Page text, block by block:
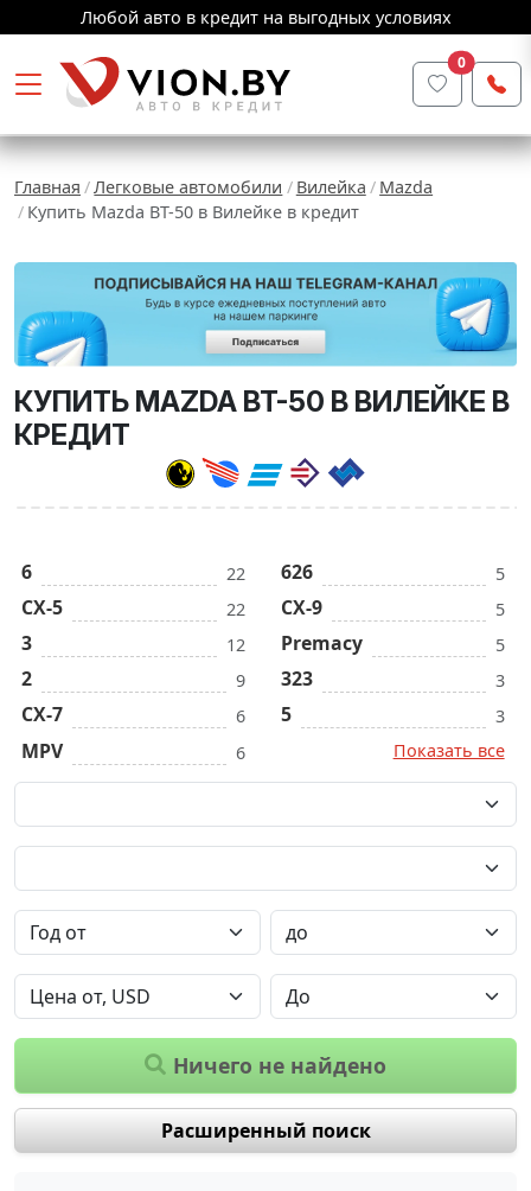
Любой авто в кредит на выгодных условиях
0
Главная Легковые автомобили Вилейка
Mazda
Купить Mazda BT-50 в Вилейке в кредит
КУПИТЬ MAZDA BT-50 В ВИЛЕЙКЕ В
КРЕДИТ
6 22
CX-5 22
3 12
2 9
CX-7 6
MPV 6
626 5
CX-9 5
Premacy 5
323 3
5
3
Показать все
Ничего не найдено
Расширенный поиск